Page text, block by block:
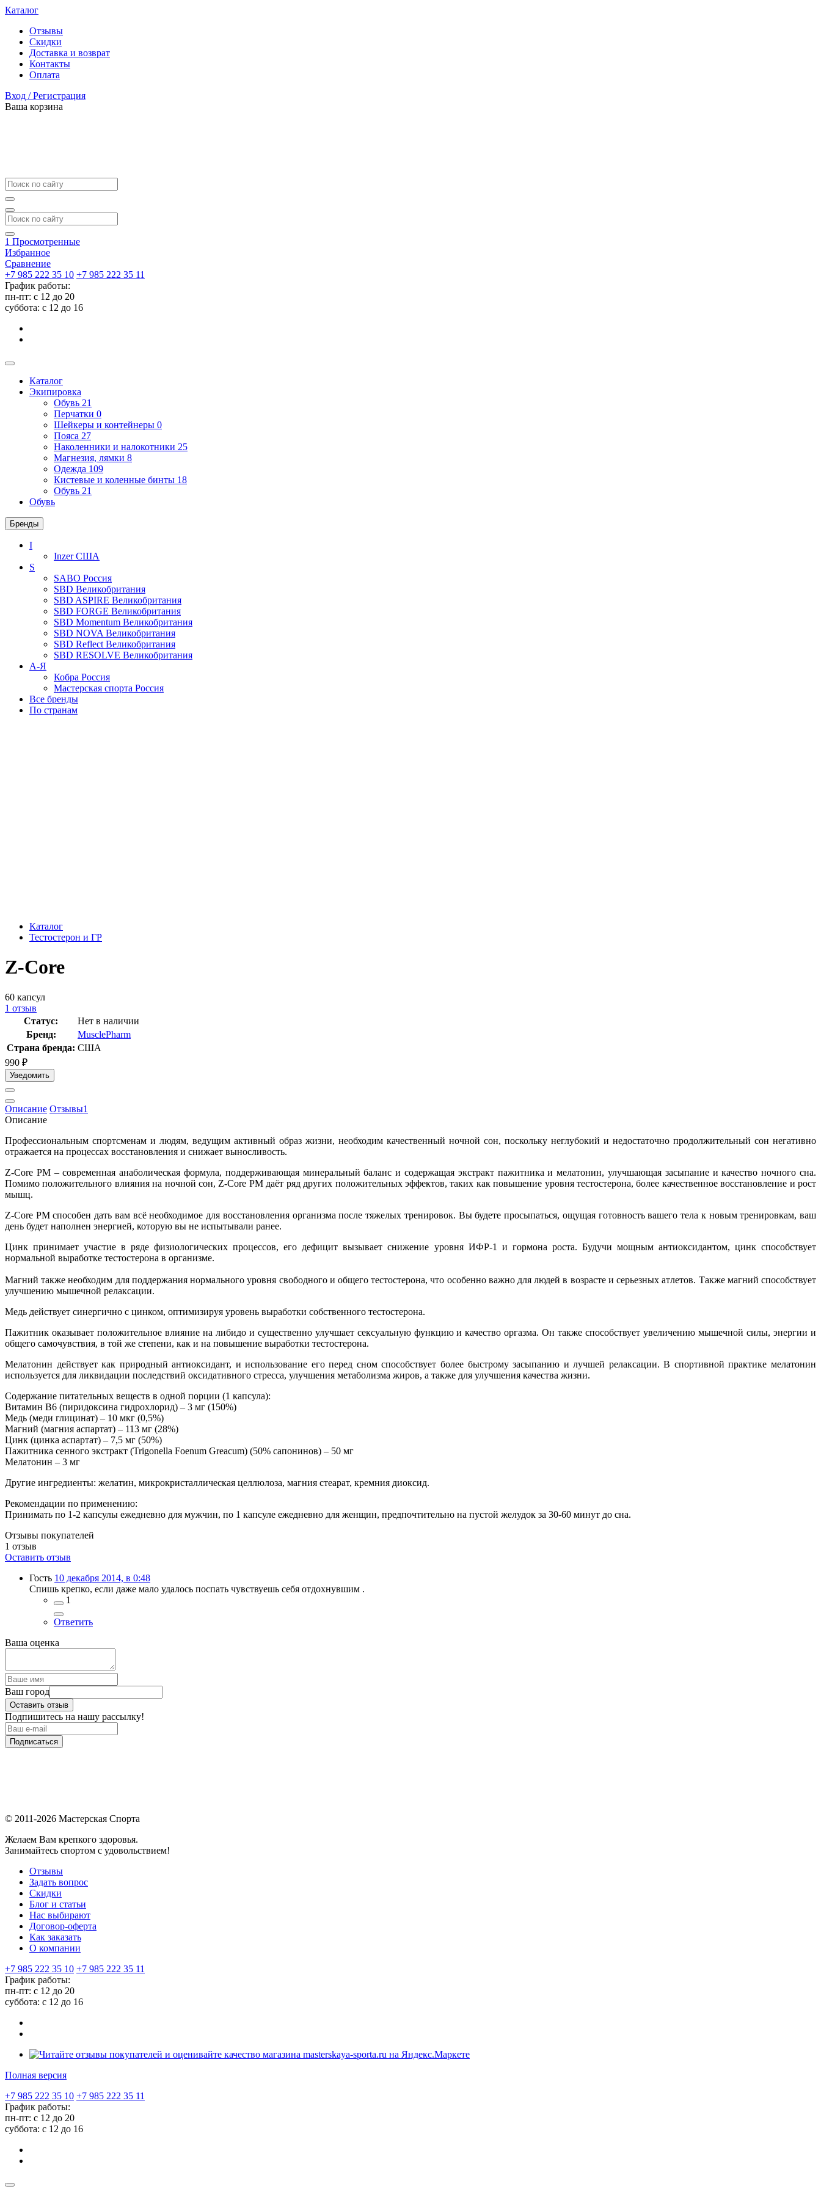
Каталог
Отзывы
Скидки
Доставка и возврат
Контакты
Оплата
Вход / Регистрация
Ваша корзина
1 Просмотренные
Избранное
Сравнение
+7 985 222 35 10 +7 985 222 35 11
График работы:
пн-пт: с 12 до 20
суббота: c 12 до 16
Каталог
Экипировка
Обувь 21
Перчатки 0
Шейкеры и контейнеры 0
Пояса 27
Наколенники и налокотники 25
Магнезия, лямки 8
Одежда 109
Кистевые и коленные бинты 18
Обувь 21
Обувь
Бренды
I
InzerСША
S
SABO Россия
SBD Великобритания
SBD ASPIRE Великобритания
SBD FORGE Великобритания
SBD Momentum Великобритания
SBD NOVA Великобритания
SBD Reflect Великобритания
SBD RESOLVE Великобритания
А-Я
Кобра Россия
Мастерская спорта Россия
Все бренды
По странам
Каталог
Тестостерон и ГР
Z-Core
60 капсул
1 отзыв
Статус:
Нет в наличии
Бренд:
MusclePharm
Страна бренда: США
990 ₽
Уведомить
Описание Отзывы1
Описание
Профессиональным спортсменам и людям, ведущим активный образ жизни, необходим качественный ночной сон, поскольку неглубокий и недостаточно продолжительный сон негативно
отражается на процессах восстановления и снижает выносливость.
Z-Core PM – современная анаболическая формула, поддерживающая минеральный баланс и содержащая экстракт пажитника и мелатонин, улучшающая засыпание и качество ночного сна.
Помимо положительного влияния на ночной сон, Z-Core PM даёт ряд других положительных эффектов, таких как повышение уровня тестостерона, более качественное восстановление и рост
мышц.
Z-Core PM способен дать вам всё необходимое для восстановления организма после тяжелых тренировок. Вы будете просыпаться, ощущая готовность вашего тела к новым тренировкам, ваш
день будет наполнен энергией, которую вы не испытывали ранее.
Цинк принимает участие в ряде физиологических процессов, его дефицит вызывает снижение уровня ИФР-1 и гормона роста. Будучи мощным антиоксидантом, цинк способствует
нормальной выработке тестостерона в организме.
Магний также необходим для поддержания нормального уровня свободного и общего тестостерона, что особенно важно для людей в возрасте и серьезных атлетов. Также магний способствует
улучшению мышечной релаксации.
Медь действует синергично с цинком, оптимизируя уровень выработки собственного тестостерона.
Пажитник оказывает положительное влияние на либидо и существенно улучшает сексуальную функцию и качество оргазма. Он также способствует увеличению мышечной силы, энергии и
общего самочувствия, в той же степени, как и на повышение выработки тестостерона.
Мелатонин действует как природный антиоксидант, и использование его перед сном способствует более быстрому засыпанию и лучшей релаксации. В спортивной практике мелатонин
используется для ликвидации последствий оксидативного стресса, улучшения метаболизма жиров, а также для улучшения качества жизни.
Содержание питательных веществ в одной порции (1 капсула):
Витамин B6 (пиридоксина гидрохлорид) – 3 мг (150%)
Медь (меди глицинат) – 10 мкг (0,5%)
Магний (магния аспартат) – 113 мг (28%)
Цинк (цинка аспартат) – 7,5 мг (50%)
Пажитника сенного экстракт (Trigonella Foenum Greacum) (50% сапонинов) – 50 мг
Мелатонин – 3 мг
Другие ингредиенты: желатин, микрокристаллическая целлюлоза, магния стеарат, кремния диоксид.
Рекомендации по применению:
Принимать по 1-2 капсулы ежедневно для мужчин, по 1 капсуле ежедневно для женщин, предпочтительно на пустой желудок за 30-60 минут до сна.
Отзывы покупателей
1 отзыв
Оставить отзыв
Гость 10 декабря 2014, в 0:48
Спишь крепко, если даже мало удалось поспать чувствуешь себя отдохнувшим .
1
Ответить
Ваша оценка
Ваш город
Оставить отзыв
Подпишитесь на нашу рассылку!
Подписаться
© 2011-2026 Мастерская Спорта
Желаем Вам крепкого здоровья.
Занимайтесь спортом с удовольствием!
Отзывы
Задать вопрос
Скидки
Блог и статьи
Нас выбирают
Договор-оферта
Как заказать
О компании
+7 985 222 35 10 +7 985 222 35 11
График работы:
пн-пт: с 12 до 20
суббота: c 12 до 16
Полная версия
+7 985 222 35 10 +7 985 222 35 11
График работы:
пн-пт: с 12 до 20
суббота: c 12 до 16